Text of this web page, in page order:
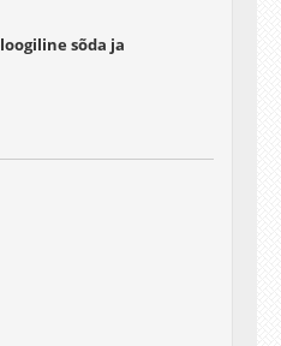
sõda ja